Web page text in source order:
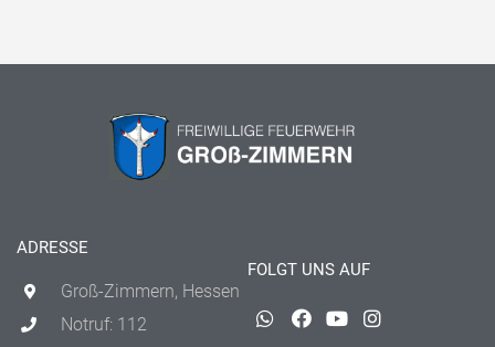
ADRESSE
Groß-Zimmern, Hessen
Notruf: 112
FOLGT UNS AUF